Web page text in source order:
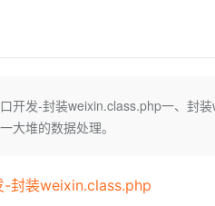
开发-封装weixin.class.php一、封
大堆的数据处理。
-封装weixin.class.php
智能体时代全能旗舰模型
能看、能想、能动手的多模态智能体模型
人工智能平台 PAI 大模型
一站式AI开发、训练和推理服务
快速拥有专属 OpenClaw
免费试用
最高领取价值200元试用点，立即开启
Tuya 物联网平台阿里云版
蓝凌 OA
畅捷通
Consulting Partner 合作计划
AI 大模型销售与服务生态合作计划
短信专区
研究报告与白皮书
AI 算法大赛